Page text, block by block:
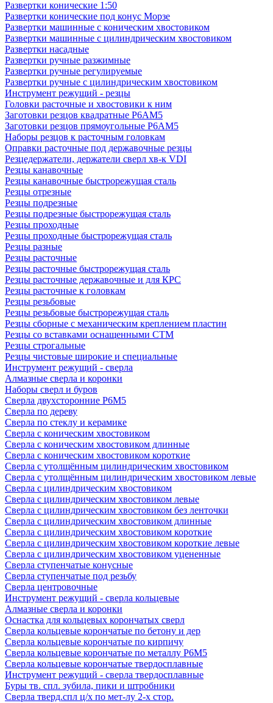
Развертки конические 1:50
Развертки конические под конус Морзе
Развертки машинные с коническим хвостовиком
Развертки машинные с цилиндрическим хвостовиком
Развертки насадные
Развертки ручные разжимные
Развертки ручные регулируемые
Развертки ручные с цилиндрическим хвостовиком
Инструмент режущий - резцы
Головки расточные и хвостовики к ним
Заготовки резцов квадратные Р6АМ5
Заготовки резцов прямоугольные Р6АМ5
Наборы резцов к расточным головкам
Оправки расточные под державочные резцы
Резцедержатели, держатели сверл хв-к VDI
Резцы канавочные
Резцы канавочные быстрорежущая сталь
Резцы отрезные
Резцы подрезные
Резцы подрезные быстрорежущая сталь
Резцы проходные
Резцы проходные быстрорежущая сталь
Резцы разные
Резцы расточные
Резцы расточные быстрорежущая сталь
Резцы расточные державочные и для КРС
Резцы расточные к головкам
Резцы резьбовые
Резцы резьбовые быстрорежущая сталь
Резцы сборные с механическим креплением пластин
Резцы со вставками оснащенными СТМ
Резцы строгальные
Резцы чистовые широкие и специальные
Инструмент режущий - сверла
Алмазные сверла и коронки
Наборы сверл и буров
Сверла двухсторонние Р6М5
Сверла по дереву
Сверла по стеклу и керамике
Сверла с коническим хвостовиком
Сверла с коническим хвостовиком длинные
Сверла с коническим хвостовиком короткие
Сверла с утолщённым цилиндрическим хвостовиком
Сверла с утолщённым цилиндрическим хвостовиком левые
Сверла с цилиндрическим хвостовиком
Сверла с цилиндрическим хвостовиком левые
Сверла с цилиндрическим хвостовиком без ленточки
Сверла с цилиндрическим хвостовиком длинные
Сверла с цилиндрическим хвостовиком короткие
Сверла с цилиндрическим хвостовиком короткие левые
Сверла с цилиндрическим хвостовиком уцененные
Сверла ступенчатые конусные
Сверла ступенчатые под резьбу
Сверла центровочные
Инструмент режущий - сверла кольцевые
Алмазные сверла и коронки
Оснастка для кольцевых корончатых сверл
Сверла кольцевые корончатые по бетону и дер
Сверла кольцевые корончатые по кирпичу
Сверла кольцевые корончатые по металлу Р6М5
Сверла кольцевые корончатые твердосплавные
Инструмент режущий - сверла твердосплавные
Буры тв. спл. зубила, пики и штробники
Сверла тверд.спл ц/х по мет-лу 2-х стор.